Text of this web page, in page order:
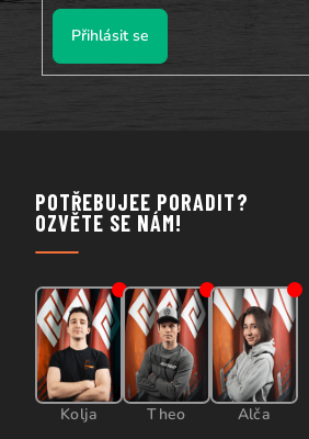
Přihlásit se
POTŘEBUJEE PORADIT?
OZVĚTE SE NÁM!
Kolja Theo Alča